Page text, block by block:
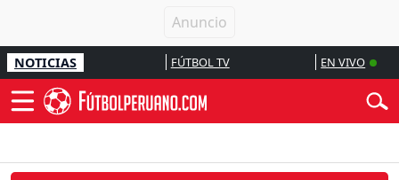
NOTICIAS FÚTBOL TV EN VIVO